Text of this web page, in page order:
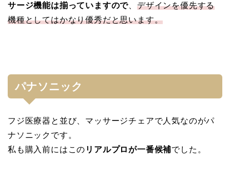
サージ機能は揃っていますので 、デザインを優先する
機種としてはかなり優秀だと思います。
パナソニック
フジ医療器と並び、マッサージチェアで人気なのがパ
ナソニックです。
私も購入前にはこの リアルプロが一番候補でした。